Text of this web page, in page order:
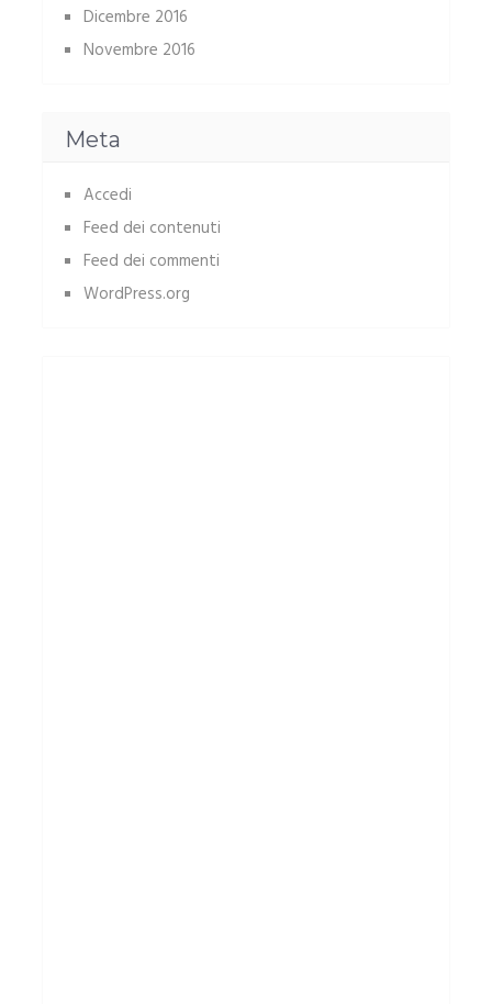
Dicembre 2016
Novembre 2016
Meta
Accedi
Feed dei contenuti
Feed dei commenti
WordPress.org